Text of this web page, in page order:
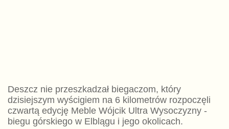
Deszcz nie przeszkadzał biegaczom, który
dzisiejszym wyścigiem na 6 kilometrów rozpoczęli
czwartą edycję Meble Wójcik Ultra Wysoczyzny -
biegu górskiego w Elblągu i jego okolicach.